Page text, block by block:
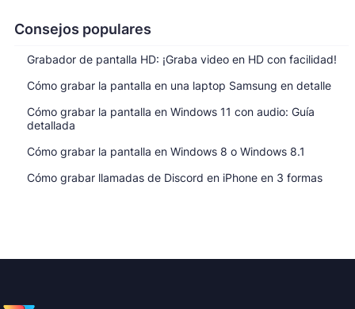
Consejos populares
Grabador de pantalla HD: ¡Graba video en HD con facilidad!
Cómo grabar la pantalla en una laptop Samsung en detalle
Cómo grabar la pantalla en Windows 11 con audio: Guía
detallada
Cómo grabar la pantalla en Windows 8 o Windows 8.1
Cómo grabar llamadas de Discord en iPhone en 3 formas